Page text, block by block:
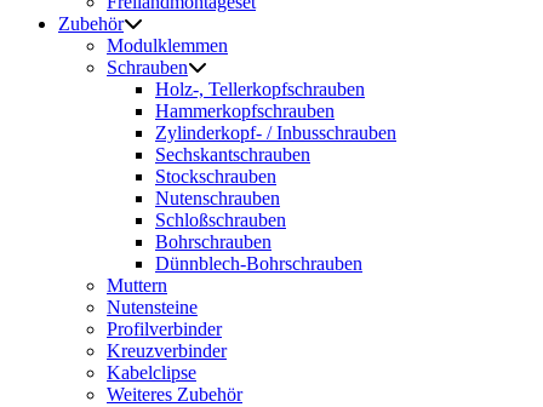
Zubehör
Modulklemmen
Schrauben
Holz-, Tellerkopfschrauben
Hammerkopfschrauben
Zylinderkopf- / Inbusschrauben
Sechskantschrauben
Stockschrauben
Nutenschrauben
Schloßschrauben
Bohrschrauben
Dünnblech-Bohrschrauben
Muttern
Nutensteine
Profilverbinder
Kreuzverbinder
Kabelclipse
Weiteres Zubehör